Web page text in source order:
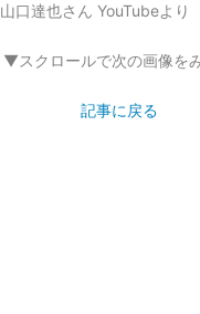
山口達也さん YouTubeより
▼スクロールで次の画像を
記事に戻る